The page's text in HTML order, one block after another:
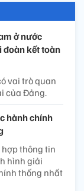
ở nước
đoàn kết toàn
vai trò quan
của Đảng.
hành chính
thông tin
hình giải
thống nhất